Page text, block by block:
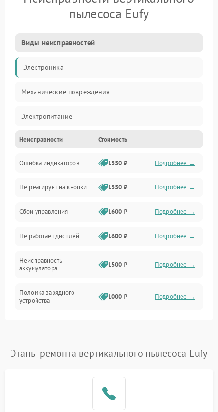
пылесоса Eufy
Виды неисправностей
Электроника
Механические повреждения
Электропитание
Механика
Аккумулятор
Работа системы
Всасывание
Засор
Привод
Электронные компоненты
Неисправности Стоимость
Ошибка индикаторов 1550 ₽ Подробнее →
Не реагирует на кнопки 1550 ₽ Подробнее →
Сбои управления 1600 ₽ Подробнее →
Не работает дисплей 1600 ₽ Подробнее →
Неисправность
аккумулятора
1500 ₽ Подробнее →
Поломка зарядного
устройства
1000 ₽ Подробнее →
включения/выключения
500 ₽ Подробнее →
Этапы ремонта вертикального пылесоса Eufy